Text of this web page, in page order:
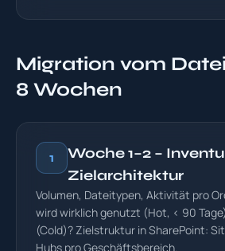
Migration vom
8 Wochen
1
Woche 1–2 –
Zielarchitektur
Volumen, Dateitypen, Aktivität pro
wird wirklich genutzt (Hot, < 90
(Cold)? Zielstruktur in SharePoint:
Hubs pro Geschäftsbereich.